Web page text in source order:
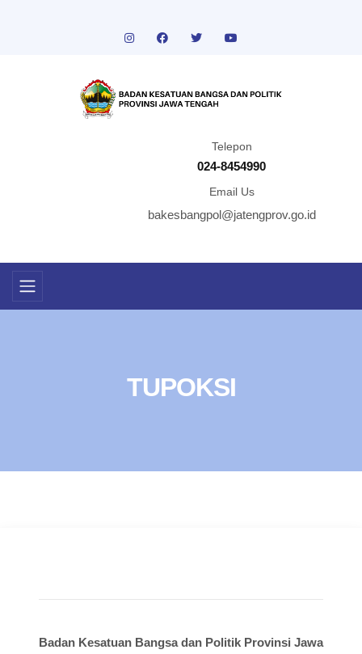
Telepon
024-8454990
Email Us
bakesbangpol@jatengprov.go.id
TUPOKSI
Badan Kesatuan Bangsa dan Politik Provinsi Jawa